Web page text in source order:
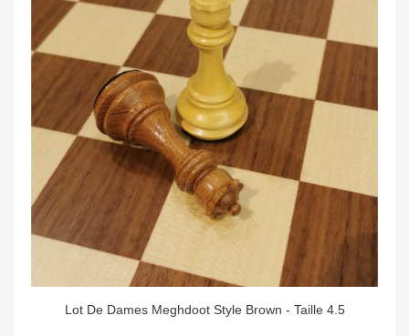
Lot De Dames Meghdoot Style Brown - Taille 4.5